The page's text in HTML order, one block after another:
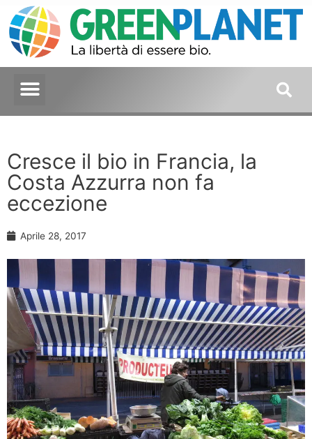
Cresce il bio in Francia, la
Costa Azzurra non fa
eccezione
Aprile 28, 2017